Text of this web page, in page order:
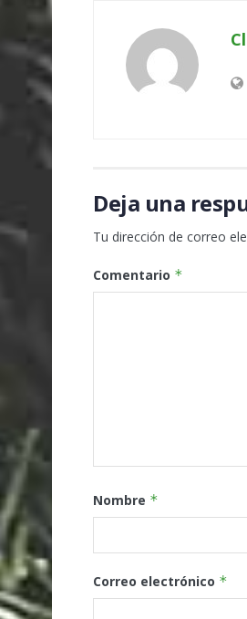
Deja una
Tu dirección de correo
Comentario *
Nombre *
Correo electrónico *